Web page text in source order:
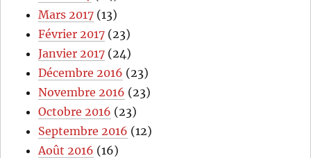
Mars 2017 (13)
Février 2017 (23)
Janvier 2017 (24)
Décembre 2016 (23)
Novembre 2016 (23)
Octobre 2016 (23)
Septembre 2016 (12)
Août 2016 (16)